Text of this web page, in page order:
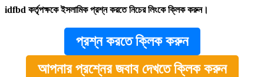
idfbd কর্তৃপক্ষকে ইসলামিক প্রশ্ন করতে নিচের লিংকে ক্লিক করুন।
প্রশ্ন করতে ক্লিক করুন
আপনার প্রশ্নের জবাব দেখতে ক্লিক করুন